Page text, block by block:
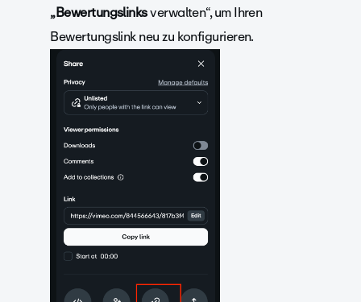
„Bewertungslinksverwalten“, um Ihren
Bewertungslink neu zu konfigurieren.